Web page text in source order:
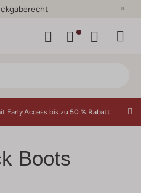
Early Access bis zu 50 % Rabatt.
Boots